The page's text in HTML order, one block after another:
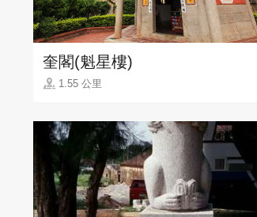
奎閣(魁星樓)
1.55 公里